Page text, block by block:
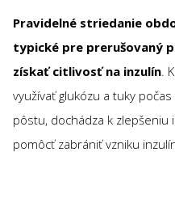
Pravidelné striedanie
typické pre prerušovaný
získať citlivosť na inzulín.
využívať glukózu a tuky
pôstu, dochádza k zlepšeniu
pomôcť zabrániť vzniku